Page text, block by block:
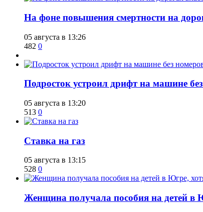
На фоне повышения смертности на
05 августа в 13:26
482 0
Подросток устроил дрифт на машине
05 августа в 13:20
513 0
Ставка на газ
05 августа в 13:15
528 0
Женщина получала пособия на детей в